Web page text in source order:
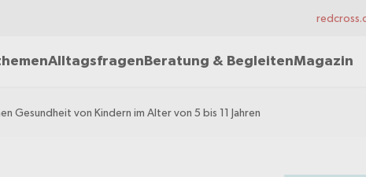
Alltagsfragen Beratung & BegleitenMagazin
Gesundheit von Kindern im Alter von 5 bis 11 Jahren